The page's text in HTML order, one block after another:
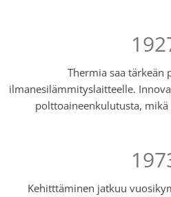
Thermia saa tärkeän
ilmanesilämmityslaitteelle.
polttoaineenkulutusta,
Kehitttäminen jatkuu